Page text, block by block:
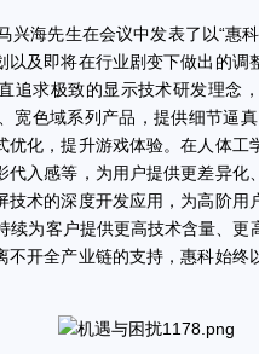
海先生在会议中发表了以“惠
以及即将在行业剧变下做出的调
追求极致的显示技术研发理念
宽色域系列产品，提供细节逼
优化，提升游戏体验。在人体工
代入感等，为用户提供更差异化
技术的深度开发应用，为高阶用
续为客户提供更高技术含量、
不开全产业链的支持，惠科始终